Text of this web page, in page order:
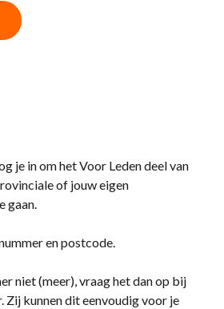
je in om het Voor Leden deel van
of jouw eigen
gaan.
en postcode.
niet (meer), vraag het dan op bij
Zij kunnen dit eenvoudig voor je